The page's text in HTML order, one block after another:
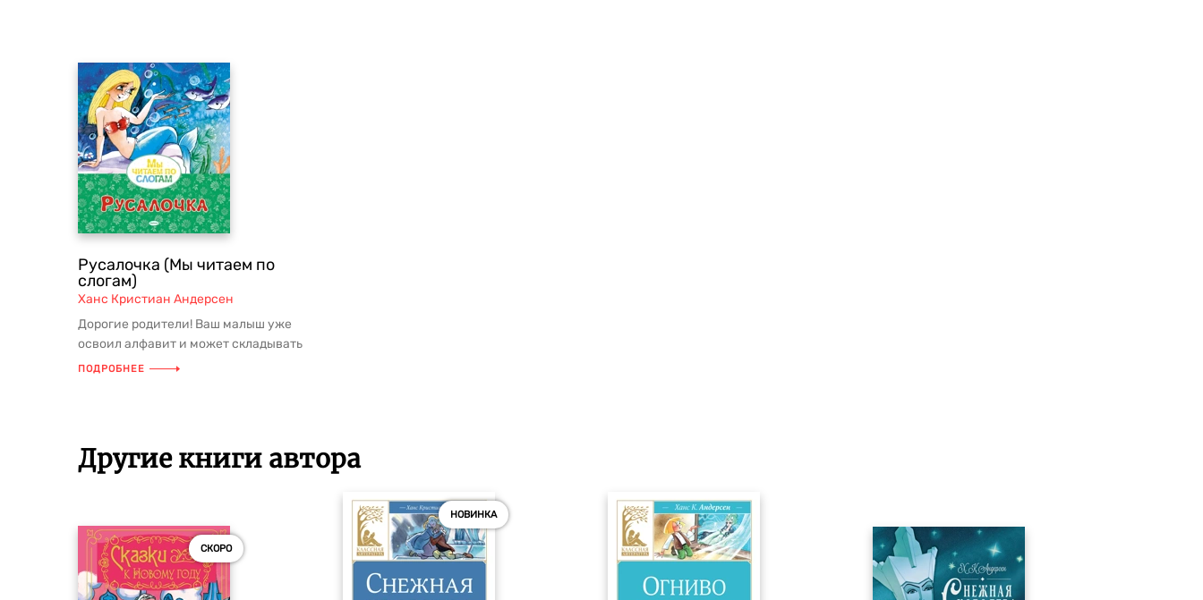
Русалочка (Мы читаем по
слогам)
Ханс Кристиан Андерсен
Дорогие родители! Ваш малыш уже
освоил алфавит и может складывать
слоги в слова? Пришла пора научит...
ПОДРОБНЕЕ
Другие книги автора
СКОРО
НОВИНКА